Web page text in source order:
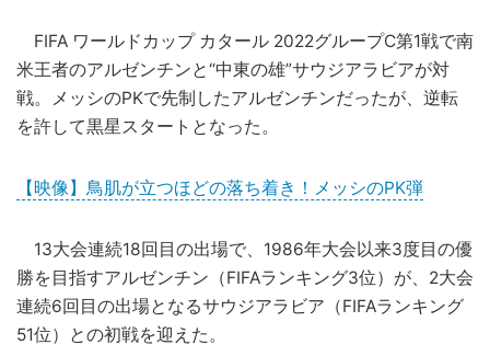
FIFA ワールドカップ カタール 2022グループC第1戦で南
米王者のアルゼンチンと“中東の雄”サウジアラビアが対
戦。メッシのPKで先制したアルゼンチンだったが、逆転
を許して黒星スタートとなった。
【映像】鳥肌が立つほどの落ち着き！メッシのPK弾
13大会連続18回目の出場で、1986年大会以来3度目の優
勝を目指すアルゼンチン（FIFAランキング3位）が、2大会
連続6回目の出場となるサウジアラビア（FIFAランキング
51位）との初戦を迎えた。